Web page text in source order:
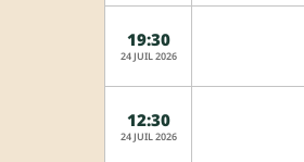
19:30
24 JUIL 2026
12:30
24 JUIL 2026